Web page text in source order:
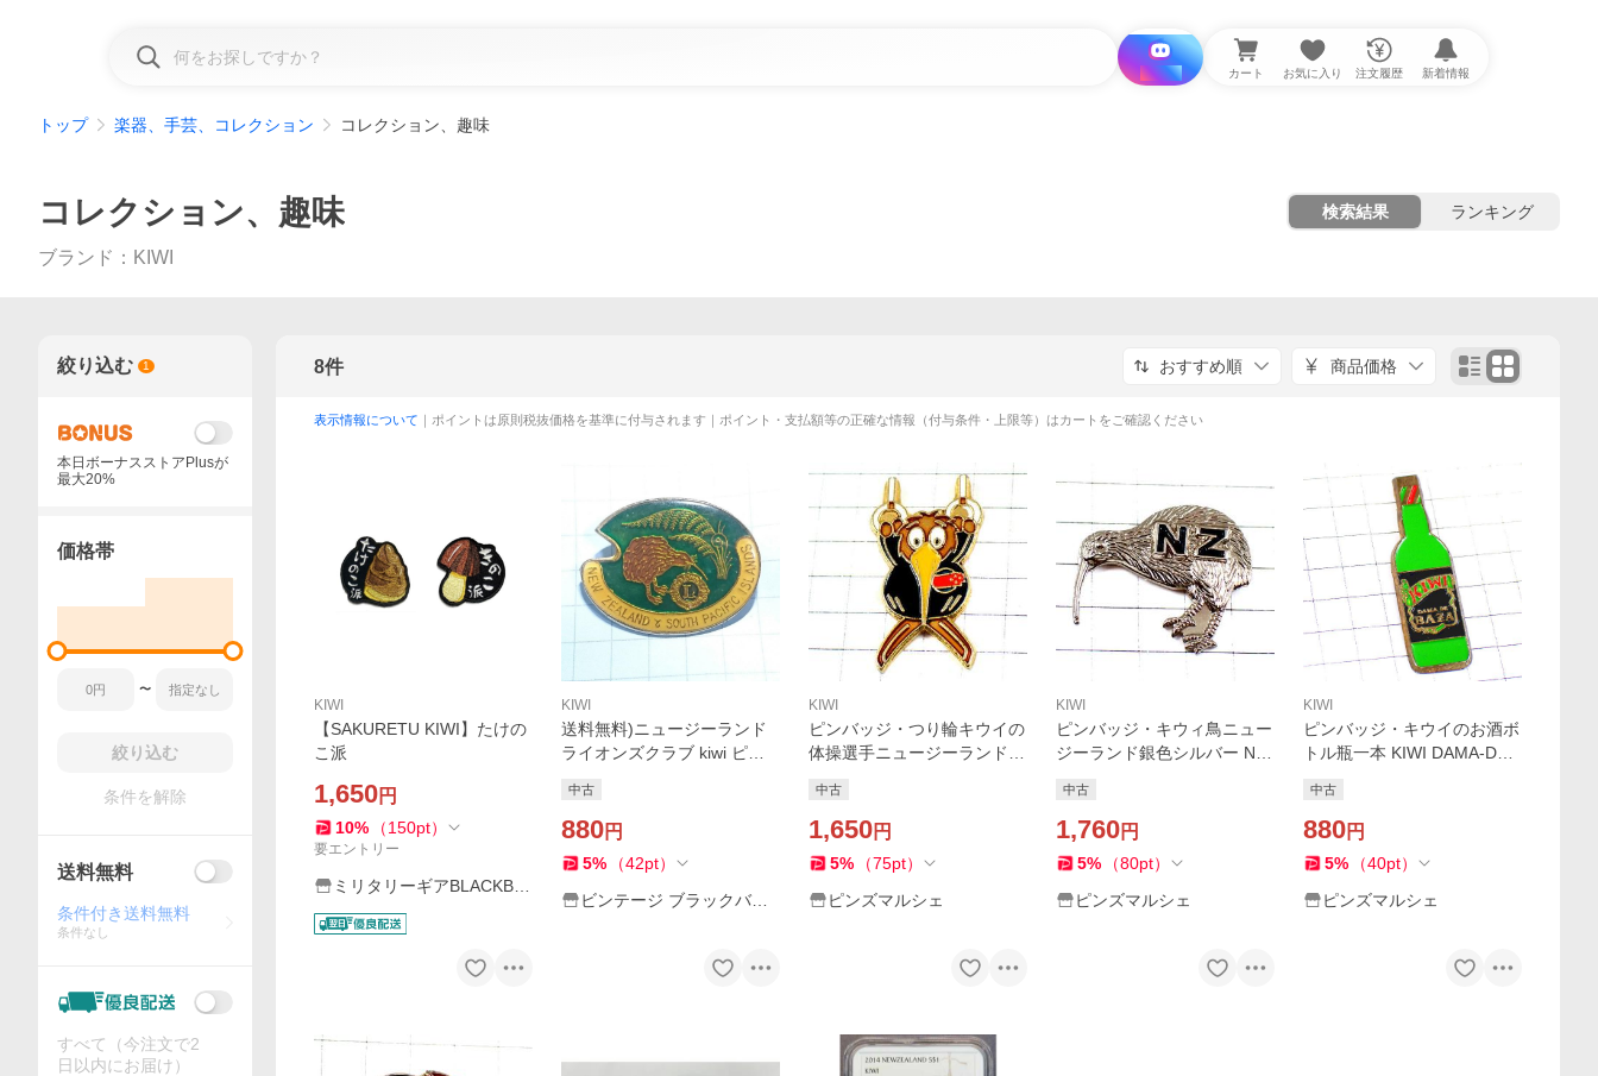
i と探す カート お気に入り 注文履歴 新着情報
トップ 楽器、手芸、コレクション コレクション、趣味
コレクション、趣味
ブランド ： KIWI
検索結果 ランキング
8件 おすすめ順 商品価格
表示情報について ｜ポイントは原則税抜価格を基準に付与されます｜ポイント・支払額等の正確な情報（付与条件・上限等）はカートをご確認ください
KIWI
【SAKURETU KIWI】たけの
こ派
1,650円
10% （150pt）
要エントリー
ミリタリーギアBLACKBU
RN
KIWI
送料無料)ニュージーランド
ライオンズクラブ kiwi ピン
中古
880円
5% （42pt）
ビンテージ ブラックバー
KIWI
ピンバッジ・つり輪キウイの
体操選手ニュージーランド体
NASTICS FEDERATION KIW
I◆フランス限定ピンズ
中古
1,650円
5% （75pt）
ピンズマルシェ
KIWI
ピンバッジ・キウィ鳥ニュー
ジーランド銀色シルバー NE
CKS◆フランス限定ピンズ◆
レアなヴィンテージものピン
バッチ
中古
1,760円
5% （80pt）
ピンズマルシェ
KIWI
ピンバッジ・キウイのお酒ボ
トル瓶一本 KIWI DAMA-DE-
ピンズ◆レアなヴィンテージ
ものピンバッチ
中古
880円
5% （40pt）
ピンズマルシェ
絞り込む 1
本日ボーナスストアPlusが
最大20%
価格帯
〜
絞り込む
条件を解除
送料無料
条件付き送料無料
条件なし
すべて（今注文で2
日以内にお届け）